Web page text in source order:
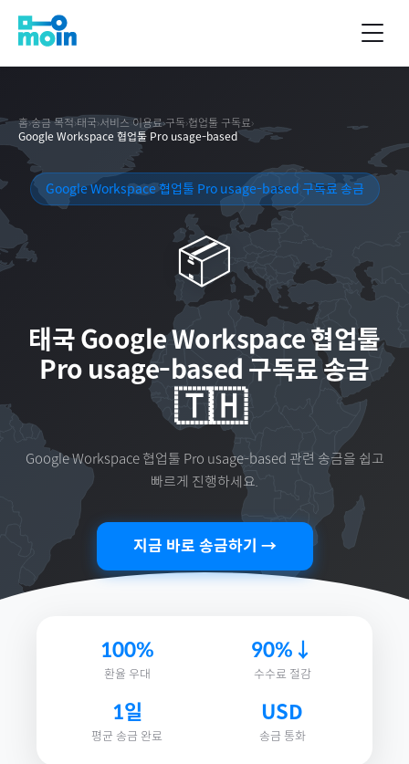
홈›송금 목적›태국›서비스 이용료›구독›협업툴 구독료›
Google Workspace 협업툴 Pro usage-based
Google Workspace 협업툴 Pro usage-based 구독료 송금
📦
태국 Google Workspace 협업툴
Pro usage-based 구독료 송금
🇹🇭
Google Workspace 협업툴 Pro usage-based 관련 송금을 쉽고
빠르게 진행하세요.
지금 바로 송금하기 →
100%
환율 우대
90%↓
수수료 절감
1일
평균 송금 완료
USD
송금 통화